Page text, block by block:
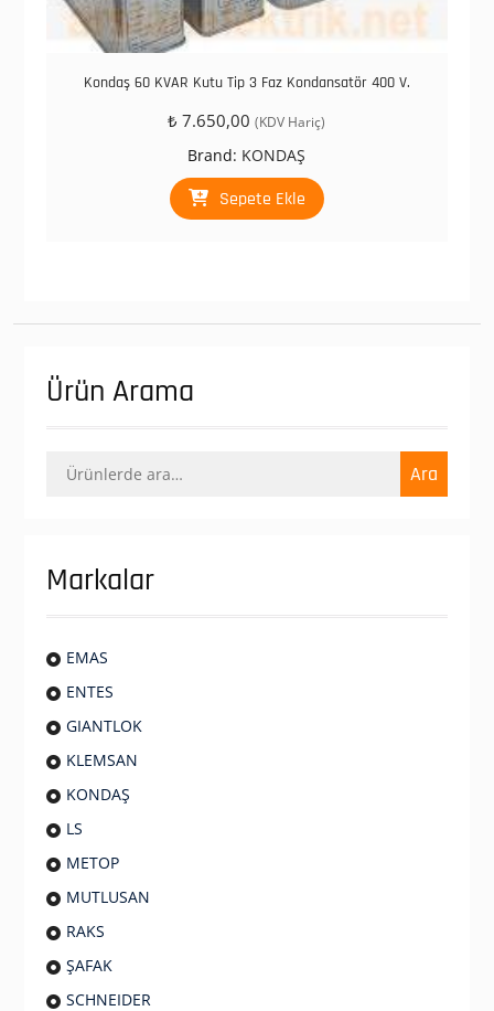
Kondaş 60 KVAR Kutu Tip 3 Faz Kondansatör 400 V.
₺ 7.650,00 (KDV Hariç)
Brand: KONDAŞ
Sepete Ekle
Ürün Arama
Ara: Ara
Markalar
EMAS
ENTES
GIANTLOK
KLEMSAN
KONDAŞ
LS
METOP
MUTLUSAN
RAKS
ŞAFAK
SCHNEIDER